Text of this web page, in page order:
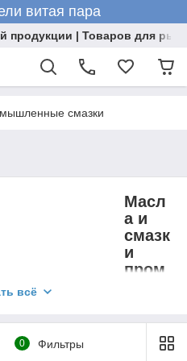
витая пара
продукции | Товаров для
смазки
Масл
а и
смазк
и
пром
в для профилактики и
всё
0 Фильтры